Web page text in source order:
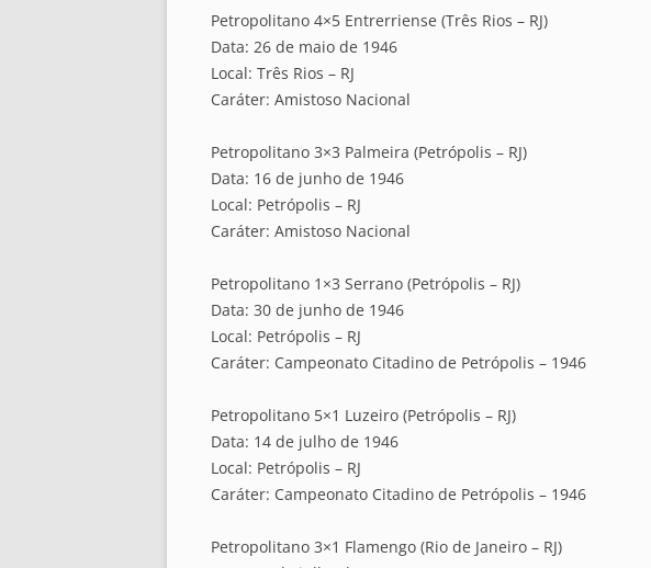
Petropolitano 4×5 Entrerriense (Três Rios – RJ)
Data: 26 de maio de 1946
Local: Três Rios – RJ
Caráter: Amistoso Nacional
Petropolitano 3×3 Palmeira (Petrópolis – RJ)
Data: 16 de junho de 1946
Local: Petrópolis – RJ
Caráter: Amistoso Nacional
Petropolitano 1×3 Serrano (Petrópolis – RJ)
Data: 30 de junho de 1946
Local: Petrópolis – RJ
Caráter: Campeonato Citadino de Petrópolis – 1946
Petropolitano 5×1 Luzeiro (Petrópolis – RJ)
Data: 14 de julho de 1946
Local: Petrópolis – RJ
Caráter: Campeonato Citadino de Petrópolis – 1946
Petropolitano 3×1 Flamengo (Rio de Janeiro – RJ)